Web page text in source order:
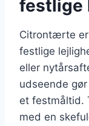
festlige
Citrontærte
festlige
eller
udseende
et festmåltid.
med en